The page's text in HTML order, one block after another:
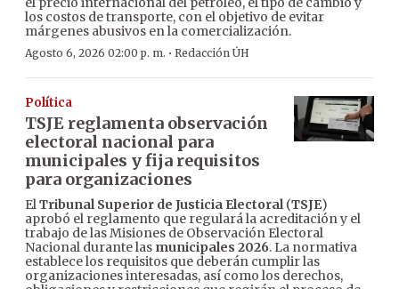
los costos de transporte, con el objetivo de evitar
márgenes abusivos en la comercialización.
Agosto 6, 2026 02:00 p. m. · Redacción ÚH
Política
TSJE reglamenta observación
electoral nacional para
municipales y fija requisitos
para organizaciones
ElTribunal Superior de Justicia Electoral(TSJE)
aprobó el reglamento que regulará la acreditación y el
trabajo de las Misiones de Observación Electoral
Nacional durante las municipales 2026. La normativa
establece los requisitos que deberán cumplir las
organizaciones interesadas, así como los derechos,